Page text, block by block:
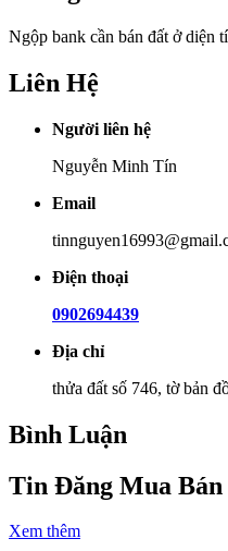
Ngộp bank cần bán đất ở diện
Liên Hệ
Người liên hệ
Nguyễn Minh Tín
Email
Điện thoại
0902694439
Địa chỉ
thửa đất số 746, tờ bản
Bình Luận
Tin Đăng Mua
Xem thêm